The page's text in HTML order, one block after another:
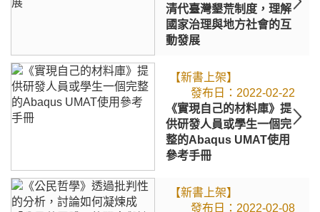
清代臺灣墾荒制度，理解
國家治理與地方社會的互
動發展
【新書上架】
2022-02-22
《實現自己的材料庫》提
供研發人員或學生一個完
整的Abaqus UMAT使用
參考手冊
【新書上架】
2022-02-08